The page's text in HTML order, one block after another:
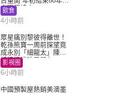
史灣仔總店
飲食
4小時前
眾星痛別黎彼得離世！
乾孫熊寶一周前探望竟
成永別「細龍太」陳思
圻淚憶唉吔男朋友
影視圈
6小時前
中國預製屋熱銷美澳墨